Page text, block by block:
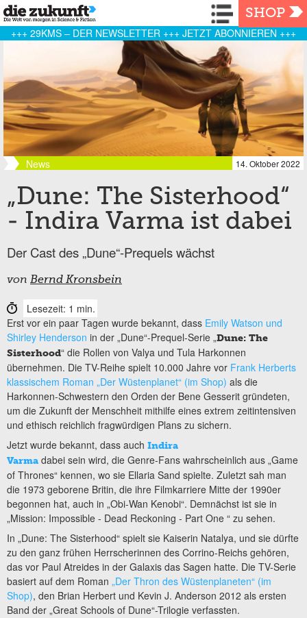
Navigation
SHOP
+++ 29KMS – DER NEWSLETTER +++ JETZT ABONNIEREN +++
News 14. Oktober 2022
„Dune: The Sisterhood“
- Indira Varma ist dabei
Der Cast des „Dune“-Prequels wächst
von Bernd Kronsbein
Lesezeit: 1 min.
Erst vor ein paar Tagen wurde bekannt, dass Emily Watson und
Shirley Henderson in der „Dune“-Prequel-Serie „Dune: The
Sisterhood“ die Rollen von Valya und Tula Harkonnen
übernehmen. Die TV-Reihe spielt 10.000 Jahre vor Frank Herberts
klassischem Roman „Der Wüstenplanet“ (im Shop) als die
Harkonnen-Schwestern den Orden der Bene Gesserit gründeten,
um die Zukunft der Menschheit mithilfe eines extrem zeitintensiven
und ethisch reichlich fragwürdigen Plans zu sichern.
Jetzt wurde bekannt, dass auch Indira
Varma dabei sein wird, die Genre-Fans wahrscheinlich aus „Game
of Thrones“ kennen, wo sie Ellaria Sand spielte. Zuletzt sah man
die 1973 geborene Britin, die ihre Filmkarriere Mitte der 1990er
begonnen hat, auch in „Obi-Wan Kenobi“. Demnächst ist sie in
„Mission: Impossible - Dead Reckoning - Part One “ zu sehen.
In „Dune: The Sisterhood“ spielt sie Kaiserin Natalya, und sie dürfte
zu den ganz frühen Herrscherinnen des Corrino-Reichs gehören,
das vor Paul Atreides in der Galaxis das Sagen hatte. Die TV-Serie
basiert auf dem Roman „Der Thron des Wüstenplaneten“ (im
Shop), den Brian Herbert und Kevin J. Anderson 2012 als ersten
Band der „Great Schools of Dune“-Trilogie verfassten.